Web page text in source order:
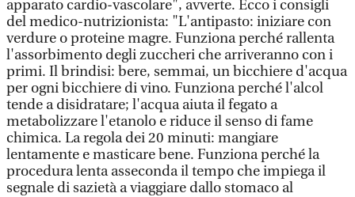
apparato cardio-vascolare", avverte. Ecco i consigli
del medico-nutrizionista: "L'antipasto: iniziare con
verdure o proteine magre. Funziona perché rallenta
l'assorbimento degli zuccheri che arriveranno con i
primi. Il brindisi: bere, semmai, un bicchiere d'acqua
per ogni bicchiere di vino. Funziona perché l'alcol
tende a disidratare; l'acqua aiuta il fegato a
metabolizzare l'etanolo e riduce il senso di fame
chimica. La regola dei 20 minuti: mangiare
lentamente e masticare bene. Funziona perché la
procedura lenta asseconda il tempo che impiega il
segnale di sazietà a viaggiare dallo stomaco al